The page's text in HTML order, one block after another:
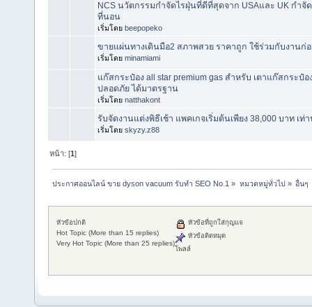
NCS นวัตกรรมกำจัดไรฝุ่นที่ดีที่สุดจาก USAและ UK กำ
ที่นอน
เริ่มโดย beepopeko
ขายแผ่นทางเดินมือ2 สภาพสวย ราคาถูก ใช้ร่วมกับงาน
เริ่มโดย minamiami
แก๊สกระป๋อง all star premium gas สำหรับ เตาแก๊สกระ
ปลอดภัย ได้มาตรฐาน
เริ่มโดย natthakont
รับจัดงานแต่งพิธีเช้า แพคเกจเริ่มต้นเพียง 38,000 บาท เท่
เริ่มโดย skyzy.z88
หน้า: [1]
ประกาศออนไลน์ ขาย dyson vacuum รับทำ SEO No.1 » หมวดหมู่ทั่วไป» อื่นๆ
หัวข้อปกติ
Hot Topic (More than 15 replies)
Very Hot Topic (More than 25 replies)
หัวข้อที่ถูกใส่กุญแจ
หัวข้อติดหมุด
โพลล์